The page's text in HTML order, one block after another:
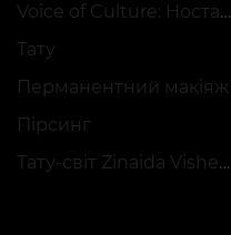
Voice of Culture: Ностальгія за 2000-ми
Тату
Перманентний макіяж
Пірсинг
Тату-світ Zinaida Vishenka